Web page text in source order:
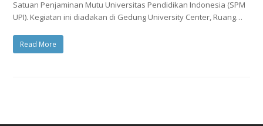
Satuan Penjaminan Mutu Universitas Pendidikan Indonesia (SPM
UPI). Kegiatan ini diadakan di Gedung University Center, Ruang…
Read More